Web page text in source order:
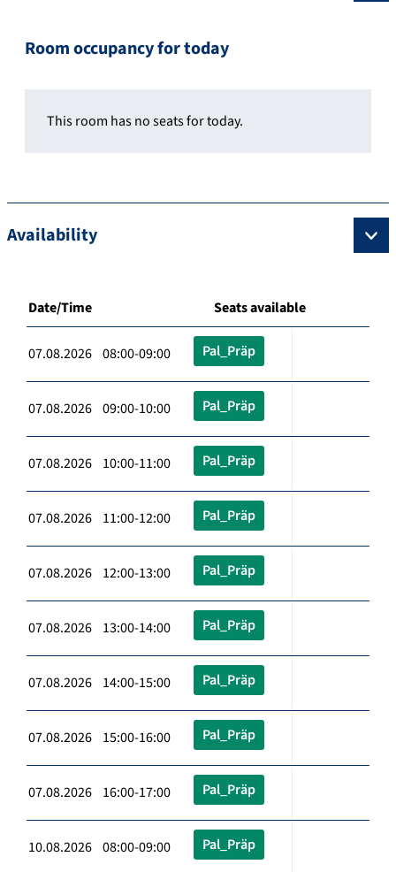
Room occupancy for today
This room has no seats for today.
Availability
Date/Time Seats available
07.08.2026 08:00-09:00 Pal_Präp
07.08.2026 09:00-10:00 Pal_Präp
07.08.2026 10:00-11:00 Pal_Präp
07.08.2026 11:00-12:00 Pal_Präp
07.08.2026 12:00-13:00 Pal_Präp
07.08.2026 13:00-14:00 Pal_Präp
07.08.2026 14:00-15:00 Pal_Präp
07.08.2026 15:00-16:00 Pal_Präp
07.08.2026 16:00-17:00 Pal_Präp
10.08.2026 08:00-09:00 Pal_Präp